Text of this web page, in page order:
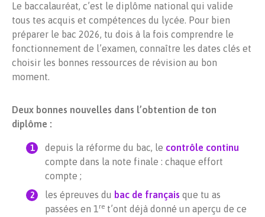
Le baccalauréat, c’est le diplôme national qui valide
tous tes acquis et compétences du lycée. Pour bien
préparer le bac 2026, tu dois à la fois comprendre le
fonctionnement de l’examen, connaître les dates clés et
choisir les bonnes ressources de révision au bon
moment.
Deux bonnes nouvelles dans l’obtention de ton
diplôme :
depuis la réforme du bac, le contrôle continu
compte dans la note finale : chaque effort
compte ;
les épreuves du bac de français que tu as
passées en 1re t’ont déjà donné un aperçu de ce